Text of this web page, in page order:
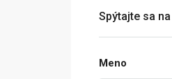
Spýtajte sa
Meno